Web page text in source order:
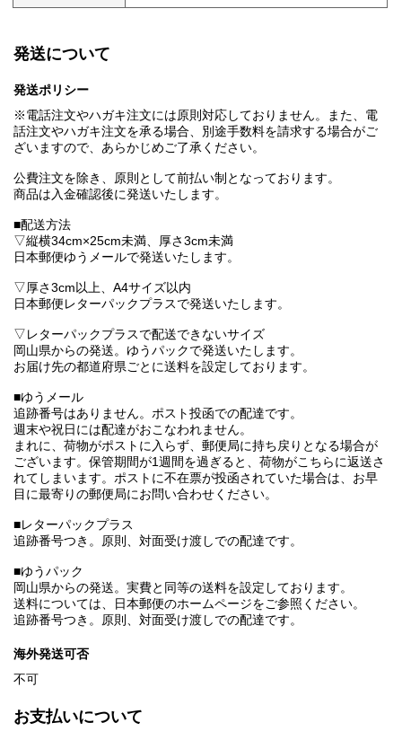
発送について
発送ポリシー
※電話注文やハガキ注文には原則対応しておりません。また、電
話注文やハガキ注文を承る場合、別途手数料を請求する場合がご
ざいますので、あらかじめご了承ください。
公費注文を除き、原則として前払い制となっております。
商品は入金確認後に発送いたします。
■配送方法
▽縦横34cm×25cm未満、厚さ3cm未満
日本郵便ゆうメールで発送いたします。
▽厚さ3cm以上、A4サイズ以内
日本郵便レターパックプラスで発送いたします。
▽レターパックプラスで配送できないサイズ
岡山県からの発送。ゆうパックで発送いたします。
お届け先の都道府県ごとに送料を設定しております。
■ゆうメール
追跡番号はありません。ポスト投函での配達です。
週末や祝日には配達がおこなわれません。
まれに、荷物がポストに入らず、郵便局に持ち戻りとなる場合が
ございます。保管期間が1週間を過ぎると、荷物がこちらに返送さ
れてしまいます。ポストに不在票が投函されていた場合は、お早
目に最寄りの郵便局にお問い合わせください。
■レターパックプラス
追跡番号つき。原則、対面受け渡しでの配達です。
■ゆうパック
岡山県からの発送。実費と同等の送料を設定しております。
送料については、日本郵便のホームページをご参照ください。
追跡番号つき。原則、対面受け渡しでの配達です。
海外発送可否
不可
お支払いについて